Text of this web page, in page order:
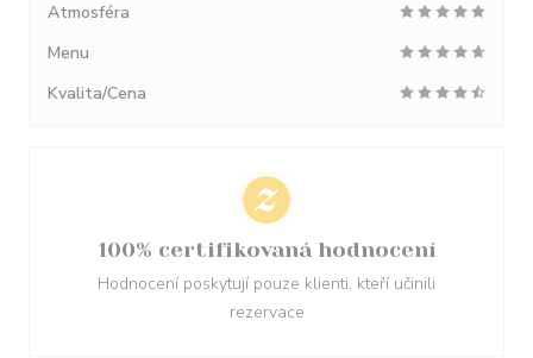
Atmosféra
Menu
Kvalita/Cena
100% certifikovaná hodnocení
Hodnocení poskytují pouze klienti, kteří učinili
rezervace